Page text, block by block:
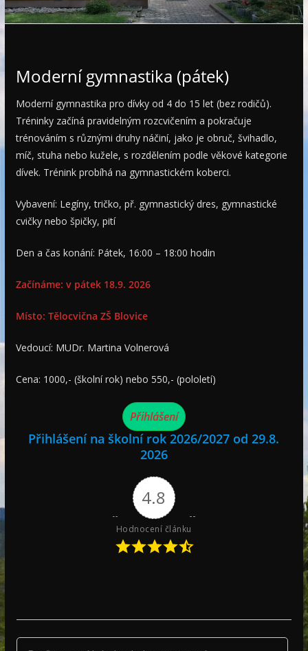
e
Moderní gymnastika (pátek)
Moderní gymnastika pro dívky od 4 do 15 let (bez rodičů).
Tréninky začíná pravidelným rozcvičením a pokračuje
trénováním s různými druhy náčiní, jako je obruč, švihadlo,
míč, stuha nebo kužele, s rozdělením podle věkové kategorie
dívek. Trénink probíhá na gymnastickém koberci.
Vybavení: Legíny, tričko, př. gymnastický dres, gymnastické
cvičky nebo špičky, pití
Den a čas konání: Pátek, 16:00 – 18:00 hodin
Začínáme: v pátek 18.9. 2026
Místo: Tělocvična ZŠ Blovice
Vedoucí: MUDr. Martina Volnerová
Cena: 1000,- (školní rok) nebo 550,- (pololetí)
Přihlášení
Přihlášení na školní rok 2026/2027 od 29.8.
2026
4.8
Hodnocení článku